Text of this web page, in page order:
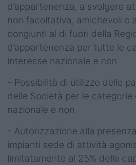
d’appartenenza, a svolgere
non facoltativa, amichevoli o
congiunti al di fuori della
d’appartenenza per tutte le
interesse nazionale e non
- Possibilità di utilizzo delle
delle Società per le categorie
nazionale e non
- Autorizzazione alla
impianti sede di attività
limitatamente al 25% della